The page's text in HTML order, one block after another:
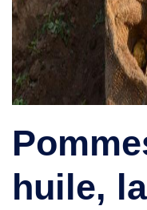
huile,